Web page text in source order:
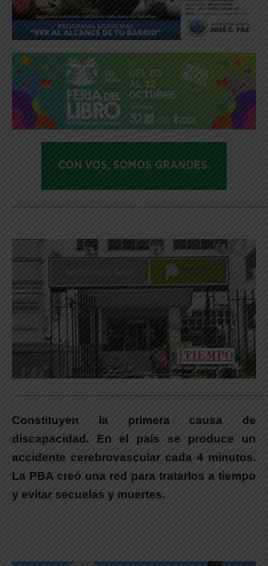
Constituyen la primera causa de
discapacidad. En el país se produce un
accidente cerebrovascular cada 4 minutos.
La PBA creó una red para tratarlos a tiempo
y evitar secuelas y muertes.